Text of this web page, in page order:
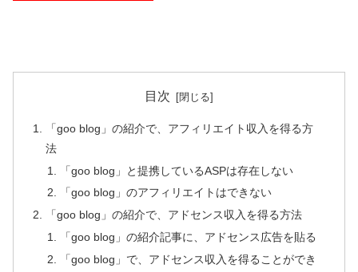
目次
「goo blog」の紹介で、アフィリエイト収入を得る方
法
「goo blog」と提携しているASPは存在しない
「goo blog」のアフィリエイトはできない
「goo blog」の紹介で、アドセンス収入を得る方法
「goo blog」の紹介記事に、アドセンス広告を貼る
「goo blog」で、アドセンス収入を得ることができ